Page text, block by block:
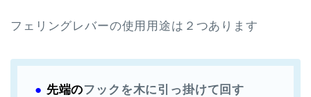
フェリングレバーの使用用途は２つあります
● 先端のフックを木に引っ掛けて回す